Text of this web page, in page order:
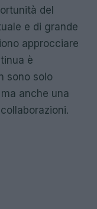
del
e di grande
approcciare
è
sono solo
anche una